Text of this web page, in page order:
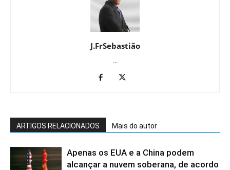
J.FrSebastião
...
ARTIGOS RELACIONADOS Mais do autor
Apenas os EUA e a China podem
alcançar a nuvem soberana, de acordo